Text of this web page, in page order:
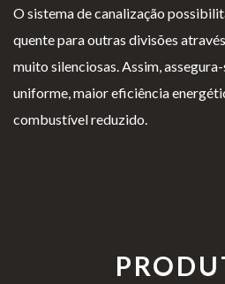
O sistema de canalização
quente para outras divisões
muito silenciosas. Assim,
uniforme, maior eficiência
combustível reduzido.